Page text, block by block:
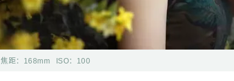
焦距： 168mm ISO： 100